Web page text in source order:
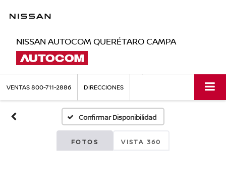
NISSAN AUTOCOM QUERÉTARO CAMPA
VENTAS800-711-2886 DIRECCIONES
Confirmar Disponibilidad
FOTOS VISTA 360
Disponibles
Por favor, revise luego